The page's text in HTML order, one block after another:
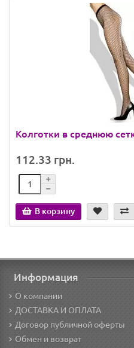
Колготки в среднюю
112.33 грн.
В корзину
Информация
О компании
ДОСТАВКА И ОПЛАТА
Договор публичной оферты
Обмен и возврат